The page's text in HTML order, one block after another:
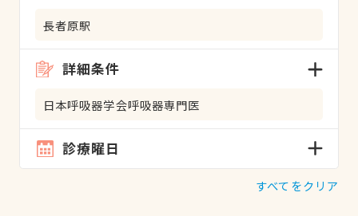
長者原駅
詳細条件
日本呼吸器学会呼吸器専門医
診療曜日
すべてをクリア